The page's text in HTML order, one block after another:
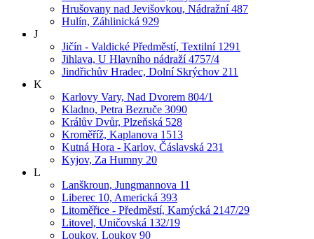
Hrušovany nad Jevišovkou, Nádražní 487
Hulín, Záhlinická 929
J
Jičín - Valdické Předměstí, Textilní 1291
Jihlava, U Hlavního nádraží 4757/4
Jindřichův Hradec, Dolní Skrýchov 211
K
Karlovy Vary, Nad Dvorem 804/1
Kladno, Petra Bezruče 3090
Králův Dvůr, Plzeňská 528
Kroměříž, Kaplanova 1513
Kutná Hora - Karlov, Čáslavská 231
Kyjov, Za Humny 20
L
Lanškroun, Jungmannova 11
Liberec 10, Americká 393
Litoměřice - Předměstí, Kamýcká 2147/29
Litovel, Uničovská 132/19
Loukov, Loukov 90